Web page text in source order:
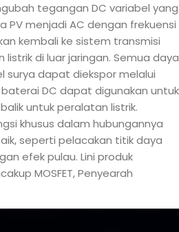
tegangan DC variabel yang
PV menjadi AC dengan frekuensi
kembali ke sistem transmisi
listrik di luar jaringan. Semua daya
surya dapat diekspor melalui
DC dapat digunakan untuk
untuk peralatan listrik.
khusus dalam hubungannya
seperti pelacakan titik daya
efek pulau. Lini produk
MOSFET, Penyearah